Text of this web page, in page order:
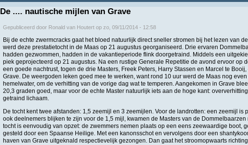
De .... nautische mijlen van Grave
Gepubliceerd door Ronald van Houtertop zo, 09/11/2014 - 12:58
Bij de echte zwermcracks gaat het bloed natuurlijk direct sneller stromen bij het lezen van
werd deze prestatietocht in de Maas op 21 augustus georganiseerd. Drie ervaren
hadden gezwommen, hadden in de vakantieperiode flink doorgetraind. Middels een
piek geprojecteerd op 21 augustus. Na een rustige Generale Repetitie de avond ervoor op
een goede nachtrust, togen de drie Masters, Freek Peters, Harry Stassen en Marcel te
Grave. De weergoden leken goed mee te werken, want rond 10 uur werd de Maas nog even
hemelwater, om de verhitting van de vorige dag wat te temperen. Aangekomen in Grave
20,3 graden goed, maar voor de echte Master natuurlijk iets aan de hoge kant:
getraind lichaam.
De tocht kent twee afstanden: 1,5 zeemijl en 3 zeemijlen. Voor de landrotten: een zeemijl is
ook deelnemers blijken te zijn voor de 1,5 mijl, kwamen de Masters van de
tocht is eenvoudig van opzet: de zwemmers nemen plaats op een eens zeewaardige boot,
gesteld door een Spaanse Heilige. Met een kanonsschot en vervolgens door een
haven van Grave uitgeknald respectievelijk gezongen. Dan gaat het stroomopwaarts